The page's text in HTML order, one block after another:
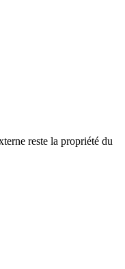
reste la propriété du